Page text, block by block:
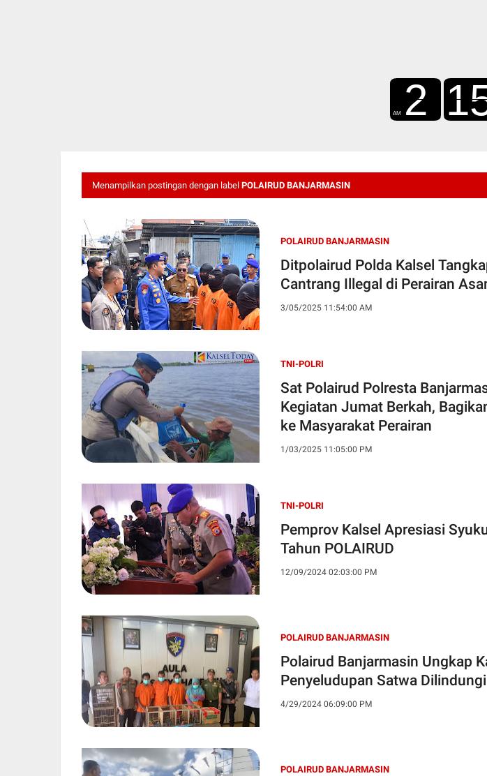
Menampilkan postingan dengan label POLAIRUD BANJARMASIN
POLAIRUD BANJARMASIN
Ditpolairud Polda Kalsel
Cantrang Illegal di Perairan
3/05/2025 11:54:00 AM
TNI-POLRI
Sat Polairud Polresta
Kegiatan Jumat Berkah,
ke Masyarakat Perairan
1/03/2025 11:05:00 PM
TNI-POLRI
Pemprov Kalsel Apresiasi
Tahun POLAIRUD
12/09/2024 02:03:00 PM
POLAIRUD BANJARMASIN
Polairud Banjarmasin Ungkap
Penyeludupan Satwa Dilindungi
4/29/2024 06:09:00 PM
POLAIRUD BANJARMASIN